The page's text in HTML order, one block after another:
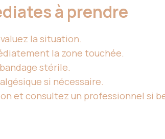
à prendre
la situation.
la zone touchée.
stérile.
si nécessaire.
et consultez un professionnel si